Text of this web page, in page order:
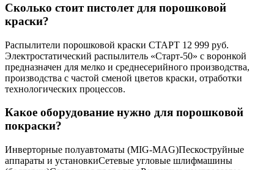
Сколько стоит пистолет для порошковой
краски?
Распылители порошковой краски СТАРТ 12 999 руб.
Электростатический распылитель «Старт-50» с воронкой
предназначен для мелко и среднесерийного производства,
производства с частой сменой цветов краски, отработки
технологических процессов.
Какое оборудование нужно для порошковой
покраски?
Инверторные полуавтоматы (MIG-MAG)Пескоструйные
аппараты и установкиСетевые угловые шлифмашины